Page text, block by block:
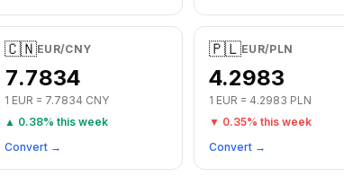
🇨🇳EUR/CNY
7.7834
1 EUR = 7.7834 CNY
▲ 0.38% this week
Convert →
🇵🇱EUR/PLN
4.2983
1 EUR = 4.2983 PLN
▼ 0.35% this week
Convert →